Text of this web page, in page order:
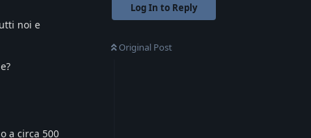
Log In to Reply
Original Post
noi e
a circa 500